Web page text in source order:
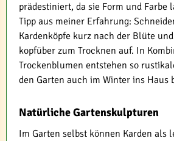
prädestiniert, da sie Form und Farbe
Tipp aus meiner Erfahrung:
Kardenköpfe kurz nach der Blüte
kopfüber zum Trocknen auf. In
Trockenblumen entstehen so
den Garten auch im Winter ins Haus
Natürliche Gartenskulpturen
Im Garten selbst können Karden als